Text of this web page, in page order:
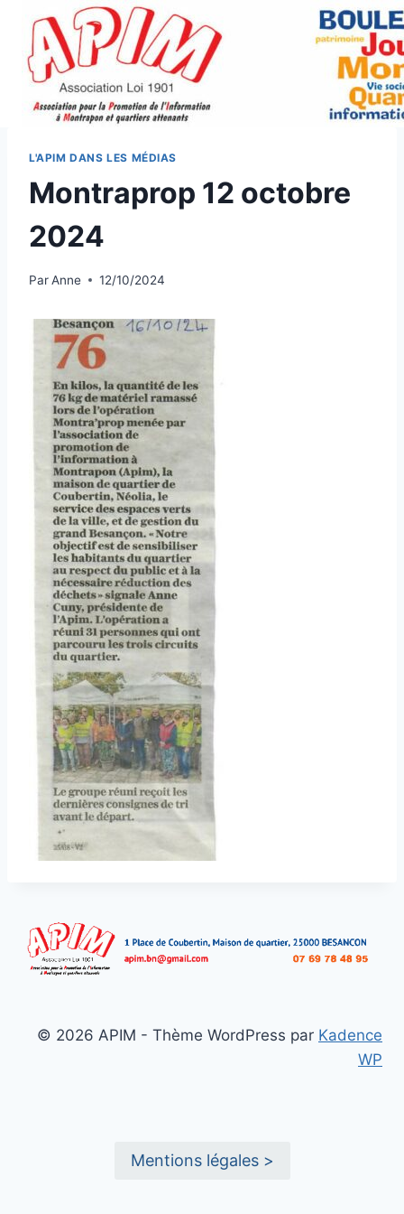
contenu
L'APIM DANS LES MÉDIAS
Montraprop 12 octobre
2024
ParAnne 12/10/2024
© 2026 APIM - Thème WordPress par Kadence
WP
Mentions légales >